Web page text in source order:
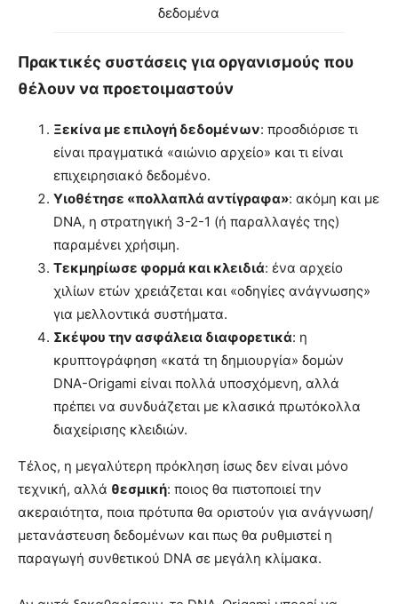
δεδομένα
Πρακτικές συστάσεις για οργανισμούς που
θέλουν να προετοιμαστούν
Ξεκίνα με επιλογή δεδομένων: προσδιόρισε τι
είναι πραγματικά «αιώνιο αρχείο» και τι είναι
επιχειρησιακό δεδομένο.
Υιοθέτησε «πολλαπλά αντίγραφα»: ακόμη και με
DNA, η στρατηγική 3-2-1 (ή παραλλαγές της)
παραμένει χρήσιμη.
Τεκμηρίωσε φορμά και κλειδιά: ένα αρχείο
χιλίων ετών χρειάζεται και «οδηγίες ανάγνωσης»
για μελλοντικά συστήματα.
Σκέψου την ασφάλεια διαφορετικά: η
κρυπτογράφηση «κατά τη δημιουργία» δομών
DNA-Origami είναι πολλά υποσχόμενη, αλλά
πρέπει να συνδυάζεται με κλασικά πρωτόκολλα
διαχείρισης κλειδιών.
Τέλος, η μεγαλύτερη πρόκληση ίσως δεν είναι μόνο
τεχνική, αλλά θεσμική: ποιος θα πιστοποιεί την
ακεραιότητα, ποια πρότυπα θα οριστούν για ανάγνωση/
μετανάστευση δεδομένων και πως θα ρυθμιστεί η
παραγωγή συνθετικού DNA σε μεγάλη κλίμακα.